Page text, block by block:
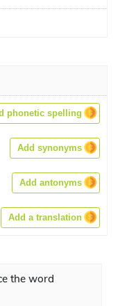
phonetic spelling
Add synonyms
Add antonyms
Add a translation
the word